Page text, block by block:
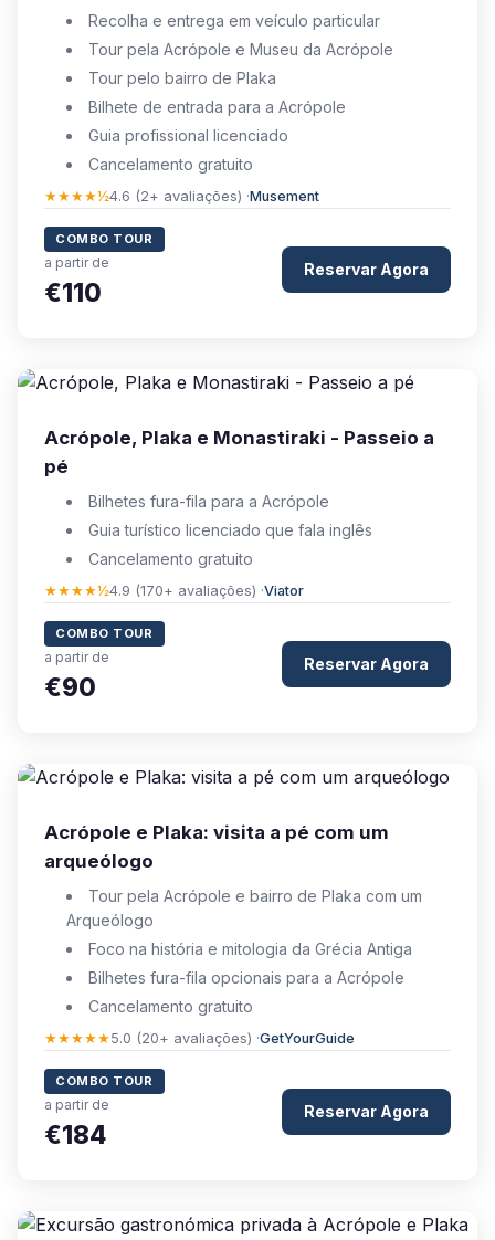
Recolha e entrega em veículo particular
Tour pela Acrópole e Museu da Acrópole
Tour pelo bairro de Plaka
Bilhete de entrada para a Acrópole
Guia profissional licenciado
Cancelamento gratuito
★★★★½4.6 (2+ avaliações) ·Musement
COMBO TOUR
a partir de
€110
Reservar Agora
Acrópole, Plaka e Monastiraki - Passeio a
pé
Bilhetes fura-fila para a Acrópole
Guia turístico licenciado que fala inglês
Cancelamento gratuito
★★★★½4.9 (170+ avaliações) ·Viator
COMBO TOUR
a partir de
€90
Reservar Agora
Acrópole e Plaka: visita a pé com um
arqueólogo
Tour pela Acrópole e bairro de Plaka com um
Arqueólogo
Foco na história e mitologia da Grécia Antiga
Bilhetes fura-fila opcionais para a Acrópole
Cancelamento gratuito
★★★★★5.0 (20+ avaliações) ·GetYourGuide
COMBO TOUR
a partir de
€184
Reservar Agora